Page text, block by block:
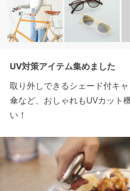
UV対策アイテム集めました
取り外しできるシェード付キ
傘など、おしゃれもUVカット
い！